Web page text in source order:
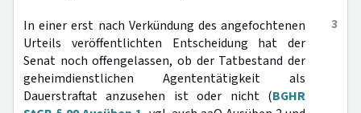
3
In einer erst nach Verkündung des angefochtenen
Urteils veröffentlichten Entscheidung hat der
Senat noch offengelassen, ob der Tatbestand der
geheimdienstlichen Agententätigkeit als
Dauerstraftat anzusehen ist oder nicht (BGHR